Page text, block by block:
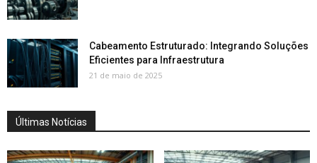
Cabeamento Estruturado: Integrando Soluções
Eficientes para Infraestrutura
21 de maio de 2025
Últimas Notícias